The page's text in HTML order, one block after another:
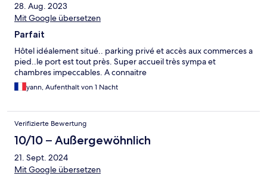
28. Aug. 2023
Mit Google übersetzen
Parfait
Hôtel idéalement situé.. parking privé et accès aux commerces a
pied..le port est tout près. Super accueil très sympa et
chambres impeccables. A connaitre
yann, Aufenthalt von 1 Nacht
Verifizierte Bewertung
10/10 – Außergewöhnlich
21. Sept. 2024
Mit Google übersetzen